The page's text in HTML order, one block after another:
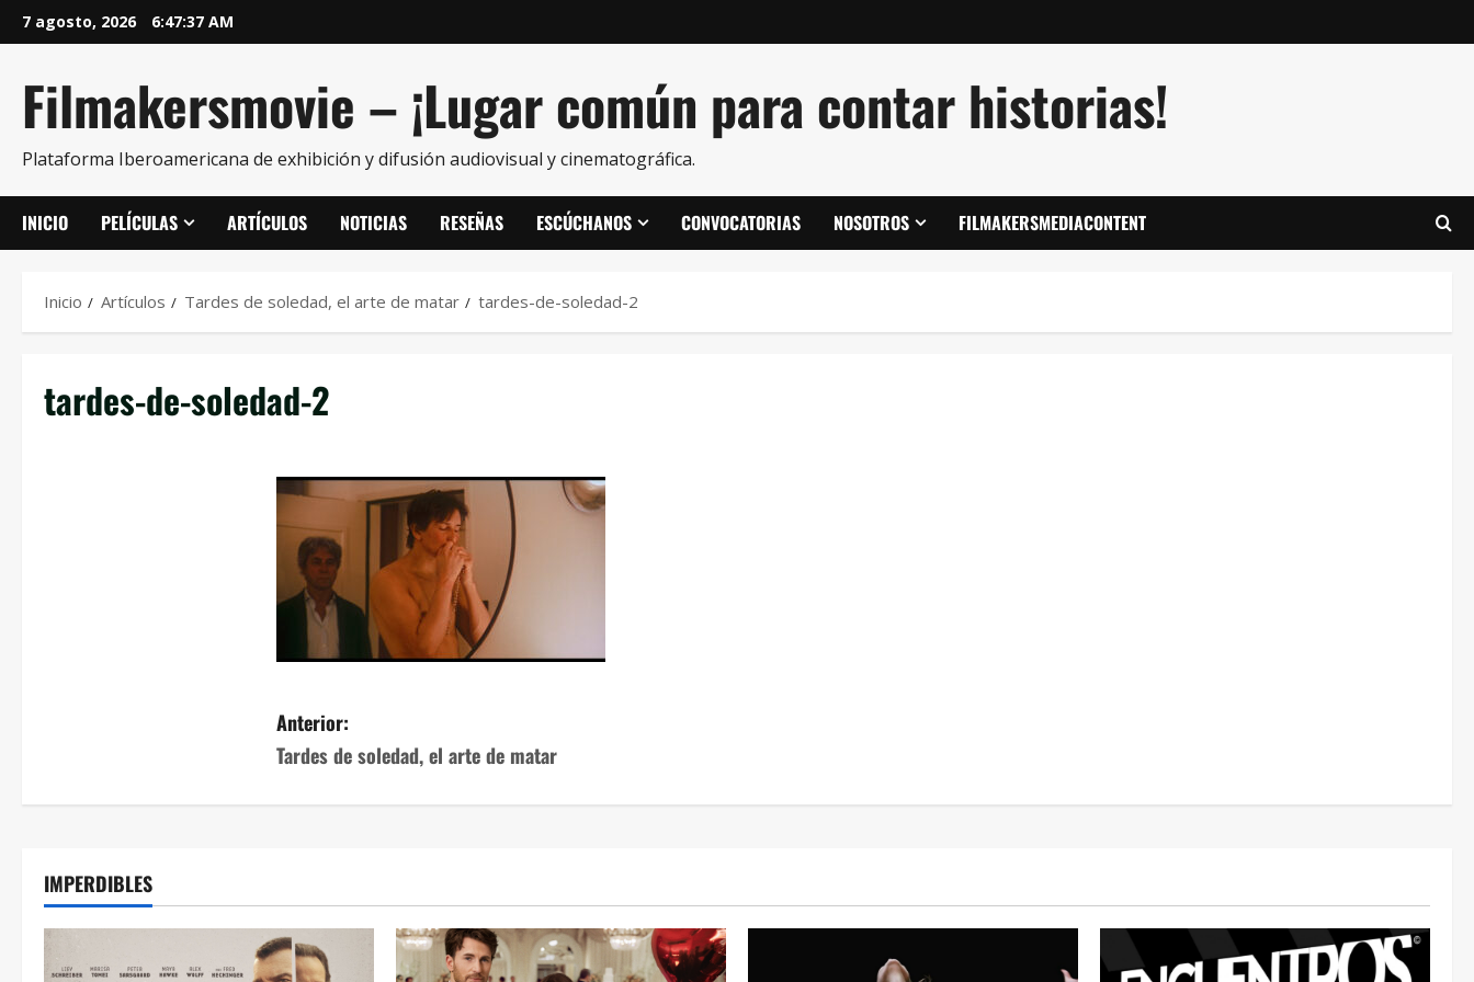
7 agosto, 2026 6:47:37 AM
Filmakersmovie – ¡Lugar común para contar historias!
Plataforma Iberoamericana de exhibición y difusión audiovisual y cinematográfica.
INICIO PELÍCULAS ARTÍCULOS NOTICIAS RESEÑAS ESCÚCHANOS CONVOCATORIAS NOSOTROS FILMAKERSMEDIACONTENT
Inicio Artículos Tardes de soledad, el arte de matar tardes-de-soledad-2
tardes-de-soledad-2
Anterior:
Tardes de soledad, el arte de matar
IMPERDIBLES